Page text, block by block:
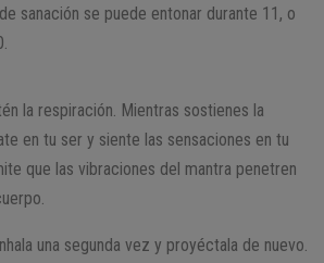
sanación se puede entonar durante 11, o
la respiración. Mientras sostienes la
en tu ser y siente las sensaciones en tu
que las vibraciones del mantra penetren
una segunda vez y proyéctala de nuevo.